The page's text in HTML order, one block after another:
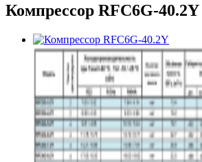
Компрессор RFC6G-40.2Y